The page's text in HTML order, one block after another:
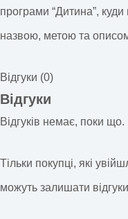
програми “Дитина”,
назвою, метою та
Відгуки (0)
Відгуки
Відгуків немає, поки що.
Тільки покупці, які
можуть залишати